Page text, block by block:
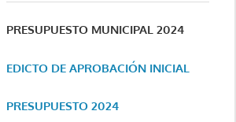
PRESUPUESTO MUNICIPAL 2024
EDICTO DE APROBACIÓN INICIAL
PRESUPUESTO 2024